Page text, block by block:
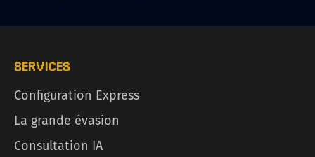
SERVICES
Configuration Express
La grande évasion
Consultation IA